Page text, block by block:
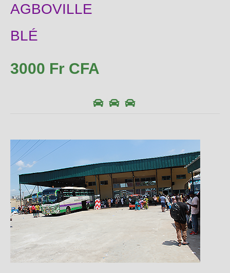
AGBOVILLE
BLÉ
3000 Fr CFA